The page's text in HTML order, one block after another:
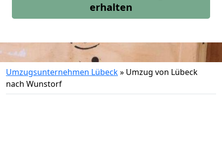
erhalten
Umzugsunternehmen Lübeck» Umzug von Lübeck
nach Wunstorf